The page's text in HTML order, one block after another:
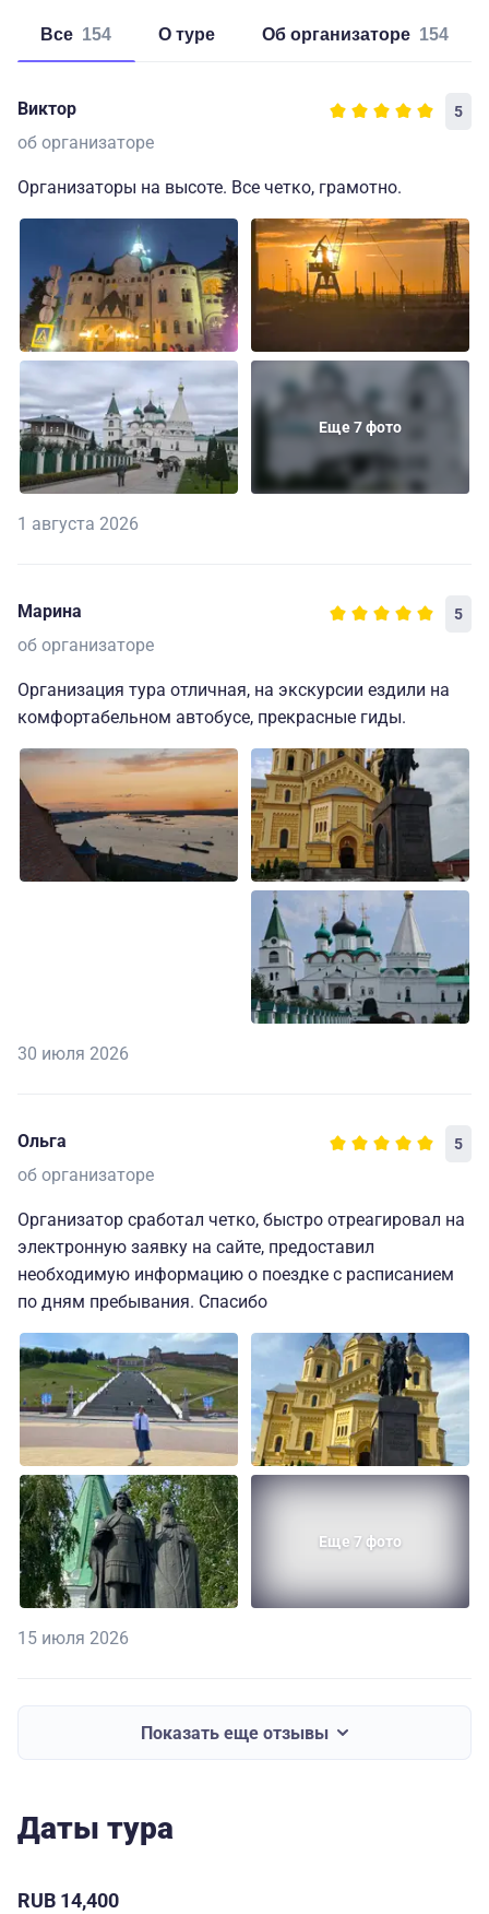
Все 154 о туре об организаторе 154
Виктор 5
об организаторе
Организаторы на высоте. Все четко, грамотно.
Еще 7 фото
1 августа 2026
Марина 5
об организаторе
Организация тура отличная, на экскурсии ездили на
комфортабельном автобусе, прекрасные гиды.
30 июля 2026
Ольга 5
об организаторе
Организатор сработал четко, быстро отреагировал на
электронную заявку на сайте, предоставил
необходимую информацию о поездке с расписанием
по дням пребывания. Спасибо
Еще 7 фото
15 июля 2026
Показать еще отзывы
Даты тура
RUB 14,400